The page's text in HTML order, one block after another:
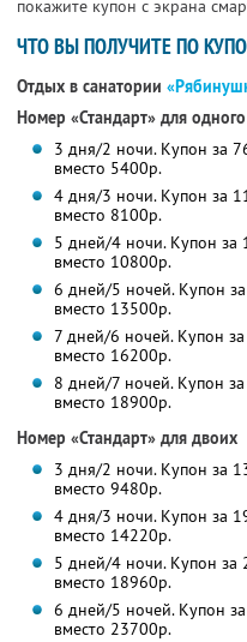
покажите купон с экрана
ЧТО ВЫ ПОЛУЧИТЕ ПО
Отдых в санатории
Номер «Стандарт» для одного
3 дня/2 ночи. Купон за
вместо 5400р.
4 дня/3 ночи. Купон за
вместо 8100р.
5 дней/4 ночи. Купон за
вместо 10800р.
6 дней/5 ночей. Купон
вместо 13500р.
7 дней/6 ночей. Купон
вместо 16200р.
8 дней/7 ночей. Купон
вместо 18900р.
Номер «Стандарт» для двоих
3 дня/2 ночи. Купон за
вместо 9480р.
4 дня/3 ночи. Купон за
вместо 14220р.
5 дней/4 ночи. Купон за
вместо 18960р.
6 дней/5 ночей. Купон
вместо 23700р.